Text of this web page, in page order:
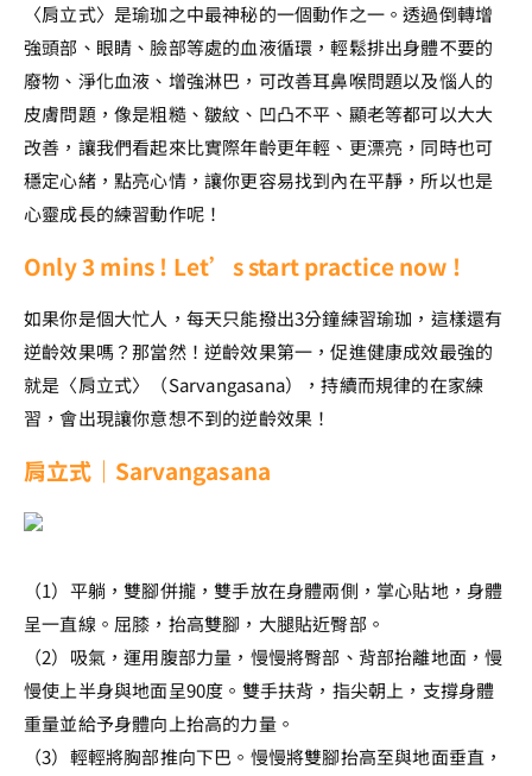
〈肩立式〉是瑜珈之中最神秘的一個動作之一。透過倒轉增
強頭部、眼睛、臉部等處的血液循環，輕鬆排出身體不要的
廢物、淨化血液、增強淋巴，可改善耳鼻喉問題以及惱人的
皮膚問題，像是粗糙、皺紋、凹凸不平、顯老等都可以大大
改善，讓我們看起來比實際年齡更年輕、更漂亮，同時也可
穩定心緒，點亮心情，讓你更容易找到內在平靜，所以也是
心靈成長的練習動作呢！
Only 3 mins ! Let’s start practice now !
如果你是個大忙人，每天只能撥出3分鐘練習瑜珈，這樣還有
逆齡效果嗎？那當然！逆齡效果第一，促進健康成效最強的
就是〈肩立式〉（Sarvangasana），持續而規律的在家練
習，會出現讓你意想不到的逆齡效果！
肩立式｜Sarvangasana
（1）平躺，雙腳併攏，雙手放在身體兩側，掌心貼地，身體
呈一直線。屈膝，抬高雙腳，大腿貼近臀部。
（2）吸氣，運用腹部力量，慢慢將臀部、背部抬離地面，慢
慢使上半身與地面呈90度。雙手扶背，指尖朝上，支撐身體
重量並給予身體向上抬高的力量。
（3）輕輕將胸部推向下巴。慢慢將雙腳抬高至與地面垂直，